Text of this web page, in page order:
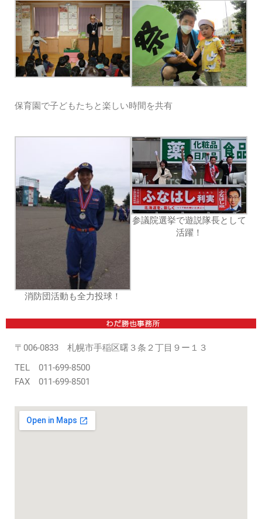
保育園で子どもたちと楽しい時間を共有
消防団活動も全力投球！
参議院選挙で遊説隊長として
活躍！
〒006-0833 札幌市手稲区曙３条２丁目９ー１３
TEL 011-699-8500
FAX 011-699-8501